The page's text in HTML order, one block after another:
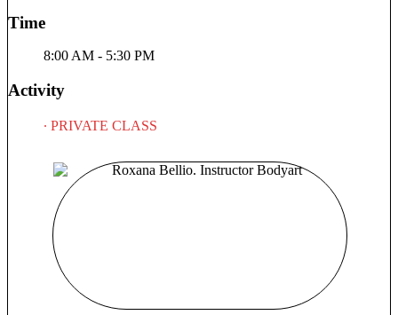
viata lor. Va aștept cu bucurie sa ne cunoaștem și sa călătorim
Time
8:00 AM - 5:30 PM
Activity
∙ PRIVATE CLASS